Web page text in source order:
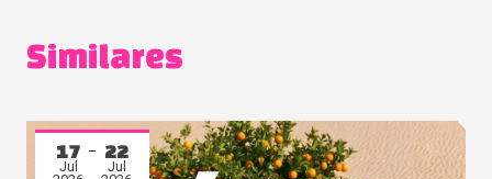
Similares
17
Jul
22
Jul